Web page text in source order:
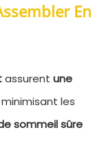
En
assurent une
les
sommeil sûre